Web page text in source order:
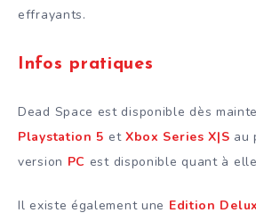
effrayants.
Infos pratiques
Dead Space est disponible dès
Playstation 5 et Xbox Series X|S au
version PC est disponible quant à
Il existe également une Edition